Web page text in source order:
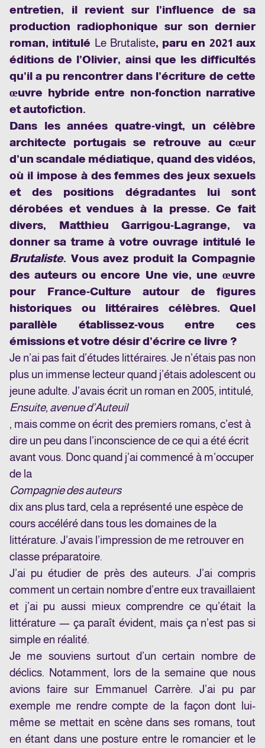
entretien, il revient sur l’influence de sa
production radiophonique sur son dernier
roman, intitulé Le Brutaliste, paru en 2021 aux
éditions de l’Olivier, ainsi que les difficultés
qu’il a pu rencontrer dans l’écriture de cette
œuvre hybride entre non-fonction narrative
et autofiction.
Dans les années quatre-vingt, un célèbre
architecte portugais se retrouve au cœur
d’un scandale médiatique, quand des vidéos,
où il impose à des femmes des jeux sexuels
et des positions dégradantes lui sont
dérobées et vendues à la presse. Ce fait
divers, Matthieu Garrigou-Lagrange, va
donner sa trame à votre ouvrage intitulé le
Brutaliste. Vous avez produit la Compagnie
des auteurs ou encore Une vie, une œuvre
pour France-Culture autour de figures
historiques ou littéraires célèbres. Quel
parallèle établissez-vous entre ces
émissions et votre désir d’écrire ce livre ?
Je n’ai pas fait d’études littéraires. Je n’étais pas non
plus un immense lecteur quand j’étais adolescent ou
jeune adulte. J’avais écrit un roman en 2005, intitulé,
Ensuite, avenue d’Auteuil
, mais comme on écrit des premiers romans, c’est à
dire un peu dans l’inconscience de ce qui a été écrit
avant vous. Donc quand j’ai commencé à m’occuper
de la
Compagnie des auteurs
dix ans plus tard, cela a représenté une espèce de
cours accéléré dans tous les domaines de la
littérature. J’avais l’impression de me retrouver en
classe préparatoire.
J’ai pu étudier de près des auteurs. J’ai compris
comment un certain nombre d’entre eux travaillaient
et j’ai pu aussi mieux comprendre ce qu’était la
littérature — ça paraît évident, mais ça n’est pas si
simple en réalité.
Je me souviens surtout d’un certain nombre de
déclics. Notamment, lors de la semaine que nous
avions faire sur Emmanuel Carrère. J’ai pu par
exemple me rendre compte de la façon dont lui-
même se mettait en scène dans ses romans, tout
en étant dans une posture entre le romancier et le